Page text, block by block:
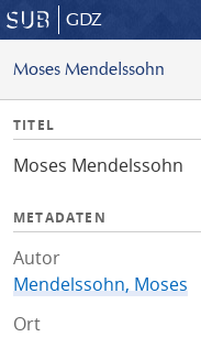
GDZ
Moses Mendelssohn
I
f
TITEL
Moses Mendelssohn
METADATEN
Autor
Mendelssohn, Moses
Ort